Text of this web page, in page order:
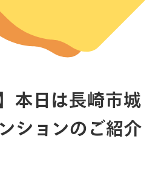
本日は長崎市城
ションのご紹介